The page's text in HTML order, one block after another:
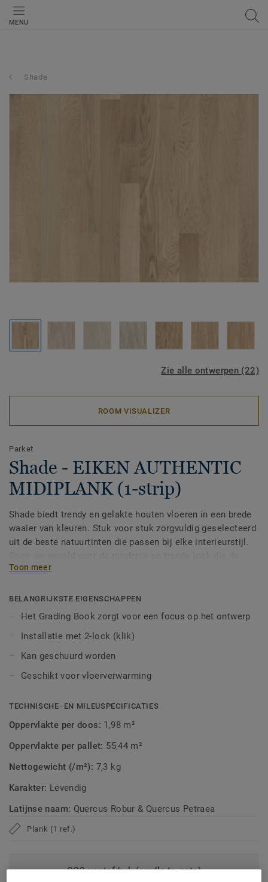
MENU
Shade
Zie alle ontwerpen (22)
ROOM VISUALIZER
Parket
Shade - EIKEN AUTHENTIC
MIDIPLANK (1-strip)
Shade biedt trendy en gelakte houten vloeren in een brede
waaier van kleuren. Stuk voor stuk zorgvuldig geselecteerd
uit de beste natuurtinten die passen bij elke interieurstijl.
natuur zelf voor u heeft voorzien.
Toon meer
BELANGRIJKSTE EIGENSCHAPPEN
Het Grading Book zorgt voor een focus op het ontwerp
Installatie met 2-lock (klik)
Kan geschuurd worden
Geschikt voor vloerverwarming
TECHNISCHE- EN MILEUSPECIFICATIES
Oppervlakte per doos: 1,98 m²
Oppervlakte per pallet: 55,44 m²
Nettogewicht (/m²): 7,3 kg
Karakter: Levendig
Latijnse naam: Quercus Robur & Quercus Petraea
Plank (1 ref.)
CO2-voetafdruk (cradle to gate)